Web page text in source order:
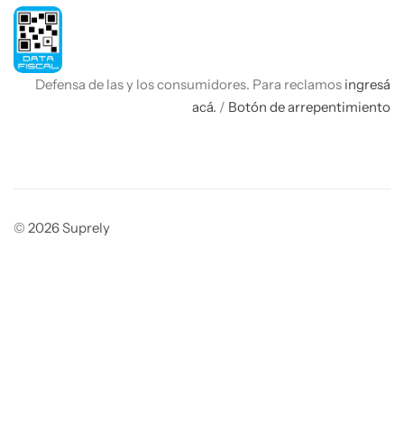
Defensa de las y los consumidores. Para reclamos ingresá
acá. / Botón de arrepentimiento
© 2026 Suprely